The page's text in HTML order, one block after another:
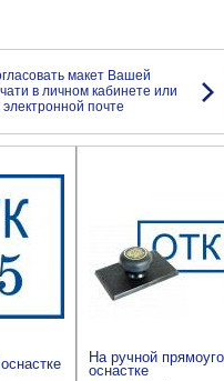
макет Вашей
в личном кабинете или
электронной почте
На ручной
оснастке